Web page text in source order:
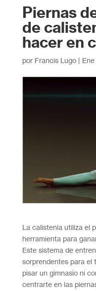
Piernas
de
hacer en
por Francis Lugo|
La calistenia utiliza el
herramienta para
Este sistema de
sorprendentes para el
pisar un gimnasio ni
centrarte en las